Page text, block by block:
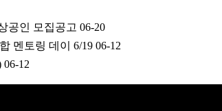
공인 모집공고 06-20
멘토링 데이 6/19 06-12
06-12